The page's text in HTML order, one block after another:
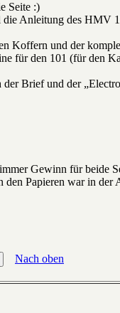
Seite :)
Anleitung des HMV
Koffern und der
für den 101 (für den
Brief und der
Gewinn für beide
Papieren war in der
Nach oben